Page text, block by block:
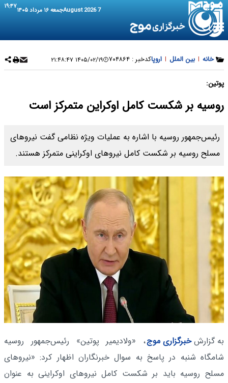
7 August 2026 جمعه ۱۶ مرداد ۱۴۰۵ ۱۹:۴۷
خانه | بین الملل | اروپاکدخبر : ۷۰۴۸۶۴ ۱۴۰۵/۰۲/۱۹ ۲۱:۴۸:۴۷
پوتین:
روسیه بر شکست کامل اوکراین متمرکز است
رئیس‌جمهور روسیه با اشاره به عملیات ویژه نظامی گفت نیروهای
مسلح روسیه بر شکست کامل نیروهای اوکراینی متمرکز هستند.
به گزارشخبرگزاری موج، «ولادیمیر پوتین» رئیس‌جمهور روسیه
شامگاه شنبه در پاسخ به سوال خبرنگاران اظهار کرد: «نیروهای
مسلح روسیه باید بر شکست کامل نیروهای اوکراینی به عنوان